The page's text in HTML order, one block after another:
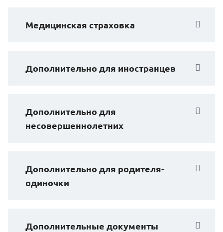
Медицинская страховка
Дополнительно для иностранцев
Дополнительно для
несовершеннолетних
Дополнительно для родителя-
одиночки
Дополнительные документы